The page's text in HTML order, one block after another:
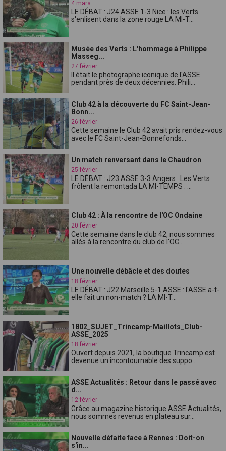
4 mars
LE DÉBAT : J24 ASSE 1-3 Nice : les Verts
s'enlisent dans la zone rouge LA MI-T...
Musée des Verts : L'hommage à Philippe
Masseg...
27 février
Il était le photographe iconique de l'ASSE
pendant près de deux décennies. Phili...
Club 42 à la découverte du FC Saint-Jean-
Bonn...
26 février
Cette semaine le Club 42 avait pris rendez-vous
avec le FC Saint-Jean-Bonnefonds...
Un match renversant dans le Chaudron
25 février
LE DÉBAT : J23 ASSE 3-3 Angers : Les Verts
frôlent la remontada LA MI-TEMPS : ...
Club 42 : À la rencontre de l'OC Ondaine
20 février
Cette semaine dans le club 42, nous sommes
allés à la rencontre du club de l'OC...
Une nouvelle débâcle et des doutes
18 février
LE DÉBAT : J22 Marseille 5-1 ASSE : l'ASSE a-t-
elle fait un non-match ? LA MI-T...
1802_SUJET_Trincamp-Maillots_Club-
ASSE_2025
18 février
Ouvert depuis 2021, la boutique Trincamp est
devenue un incontournable des suppo...
ASSE Actualités : Retour dans le passé avec
d...
12 février
Grâce au magazine historique ASSE Actualités,
nous sommes revenus en plateau sur...
Nouvelle défaite face à Rennes : Doit-on
s'in...